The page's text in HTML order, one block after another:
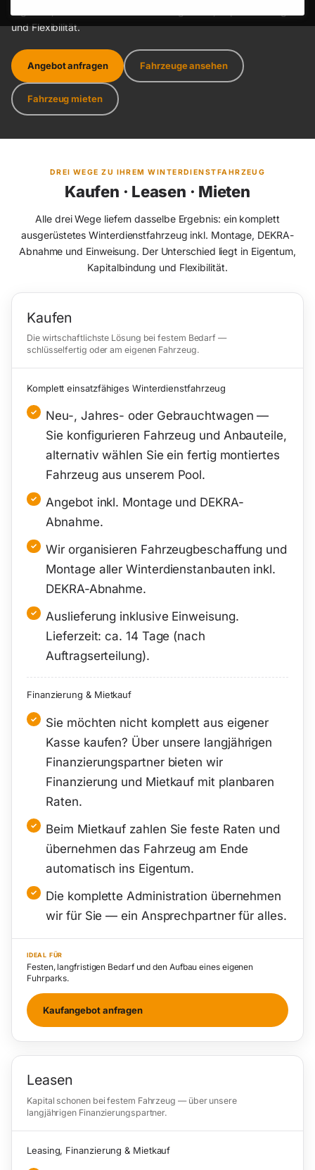
und Flexibilität.
Angebot anfragen Fahrzeuge ansehen
Fahrzeug mieten
DREI WEGE ZU IHREM WINTERDIENSTFAHRZEUG
Kaufen · Leasen · Mieten
Alle drei Wege liefern dasselbe Ergebnis: ein komplett
ausgerüstetes Winterdienstfahrzeug inkl. Montage, DEKRA-
Abnahme und Einweisung. Der Unterschied liegt in Eigentum,
Kapitalbindung und Flexibilität.
Kaufen
Die wirtschaftlichste Lösung bei festem Bedarf —
schlüsselfertig oder am eigenen Fahrzeug.
Komplett einsatzfähiges Winterdienstfahrzeug
Neu-, Jahres- oder Gebrauchtwagen —
Sie konfigurieren Fahrzeug und Anbauteile,
alternativ wählen Sie ein fertig montiertes
Fahrzeug aus unserem Pool.
Angebot inkl. Montage und DEKRA-
Abnahme.
Wir organisieren Fahrzeugbeschaffung und
Montage aller Winterdienstanbauten inkl.
DEKRA-Abnahme.
Auslieferung inklusive Einweisung.
Lieferzeit: ca. 14 Tage (nach
Auftragserteilung).
Finanzierung & Mietkauf
Sie möchten nicht komplett aus eigener
Kasse kaufen? Über unsere langjährigen
Finanzierungspartner bieten wir
Finanzierung und Mietkauf mit planbaren
Raten.
Beim Mietkauf zahlen Sie feste Raten und
übernehmen das Fahrzeug am Ende
automatisch ins Eigentum.
Die komplette Administration übernehmen
wir für Sie — ein Ansprechpartner für alles.
IDEAL FÜR
Festen, langfristigen Bedarf und den Aufbau eines eigenen
Fuhrparks.
Kaufangebot anfragen
Leasen
Kapital schonen bei festem Fahrzeug — über unsere
langjährigen Finanzierungspartner.
Leasing, Finanzierung & Mietkauf